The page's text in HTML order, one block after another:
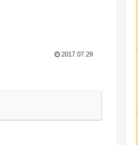
2017.07.29